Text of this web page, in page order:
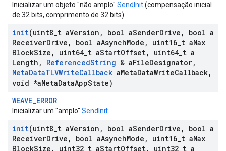
Inicializar um objeto "não amplo" SendInit(compensação inicial
de 32 bits, comprimento de 32 bits)
init(uint8 t aVersion , bool aSenderDrive ,
bool a
ReceiverDrive , bool aAsynchMode , uint16 t aMax
BlockSize , uint64 t aStartOffset, uint64 t a
Length , ReferencedString & aFileDesignator,
MetaDataTLVWriteCallback aMetaDataWriteCallback,
void *aMetaDataAppState)
WEAVE_ERROR
Inicializar um "amplo" SendInit
init(uint8 t aVersion , bool aSenderDrive ,
bool a
ReceiverDrive , bool aAsynchMode , uint16 t aMax
BlockSize , uint32 t aStartOffset , uint32 t a